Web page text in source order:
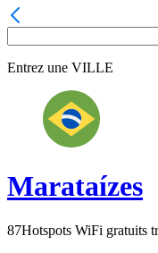
Entrez une VILLE
Marataízes
87Hotspots WiFi gratuits